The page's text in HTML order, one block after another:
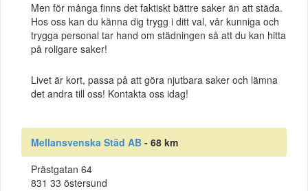
Men för många finns det faktiskt bättre saker än att städa.
Hos oss kan du känna dig trygg i ditt val, vår kunniga och
trygga personal tar hand om städningen så att du kan hitta
på roligare saker!
Livet är kort, passa på att göra njutbara saker och lämna
det andra till oss! Kontakta oss idag!
Mellansvenska Städ AB - 68 km
Prästgatan 64
831 33 östersund